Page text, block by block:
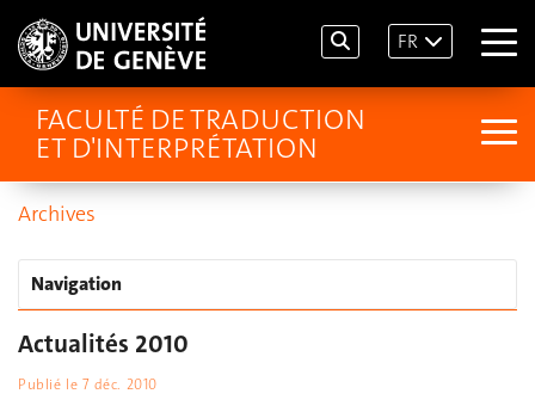
FR
FACULTÉ DE TRADUCTION
ET D'INTERPRÉTATION
Archives
Navigation
Actualités 2010
Publié le 7 déc. 2010